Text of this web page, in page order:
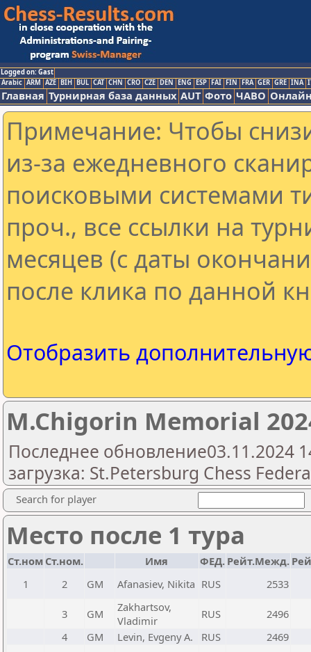
Logged on: Gast
Arabic ARM AZE BIH BUL CAT CHN CRO CZE DEN ENG ESP FAI FIN FRA GER GRE INA
Главная Турнирная база данных AUT Фото ЧАВО
Примечание: Чтобы
из-за ежедневного
поисковыми системами
проч., все ссылки на
месяцев (с даты
после клика по данной
Отобразить
M.Chigorin Memorial
Последнее обновление03.11.2024
загрузка: St.Petersburg Chess
Search for player
Место после 1 тура
Ст.ном Ст.ном. Имя ФЕД. Рейт.Межд.
1
2 GM Afanasiev, Nikita RUS 2533
3 GM
Zakhartsov,
Vladimir
RUS
2496
4
GM Levin, Evgeny A. RUS
2469